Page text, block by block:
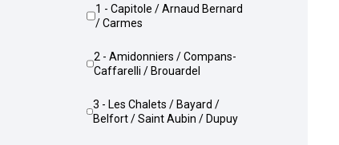
1 - Capitole / Arnaud Bernard
/ Carmes
2 - Amidonniers / Compans-
Caffarelli / Brouardel
3 - Les Chalets / Bayard /
Belfort / Saint Aubin / Dupuy